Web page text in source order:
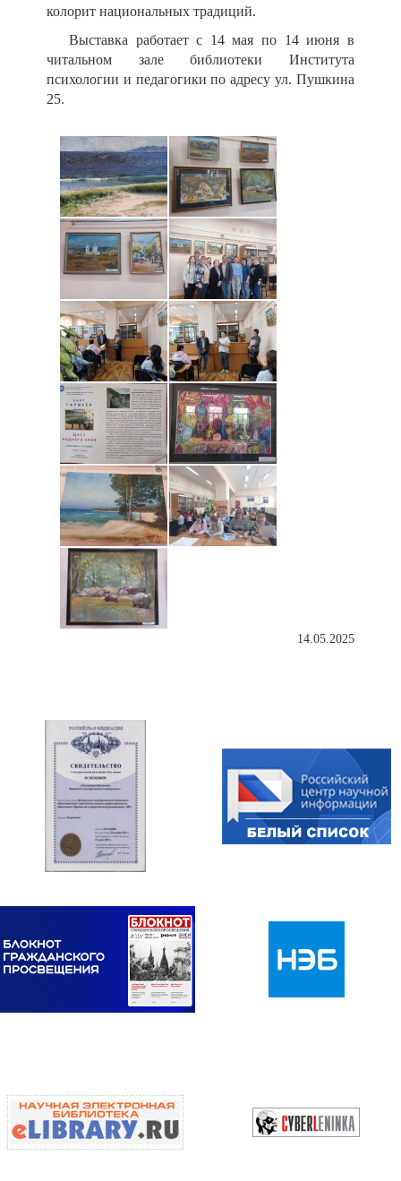
колорит национальных традиций.
Выставка работает с 14 мая по 14 июня в
читальном зале библиотеки Института
психологии и педагогики по адресу ул. Пушкина
25.
14.05.2025